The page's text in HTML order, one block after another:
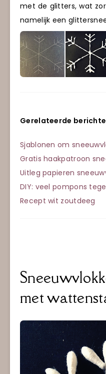
met de glitters, wat
namelijk een
Gerelateerde
Sjablonen om
Gratis haakpatroon
Uitleg papieren
DIY: veel pompons
Recept wit zoutdeeg
met